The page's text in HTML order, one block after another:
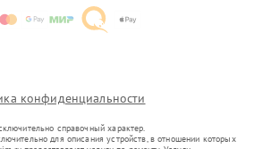
конфиденциальности
справочный характер.
для описания устройств, в отношении которых